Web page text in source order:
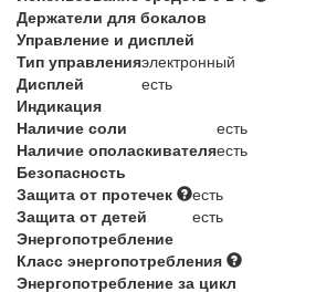
Держатели для бокалов
Управление и дисплей
Тип управленияэлектронный
Дисплей
есть
Индикация
Наличие соли
есть
Наличие ополаскивателяесть
Безопасность
Защита от протечек
есть
Защита от детей
есть
Энергопотребление
Класс энергопотребления
Энергопотребление за цикл